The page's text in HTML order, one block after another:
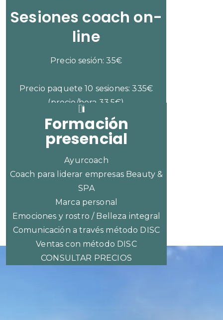
Sesiones coach on-
line
Precio sesión: 35€
Precio paquete 10 sesiones: 335€
(precio/hora 33,5€)
Formación
presencial
Ayurcoach
Coach para liderar empresas Beauty &
SPA
Marca personal
Emociones y rostro / Belleza integral
Comunicación a través método DISC
Ventas con método DISC
CONSULTAR PRECIOS